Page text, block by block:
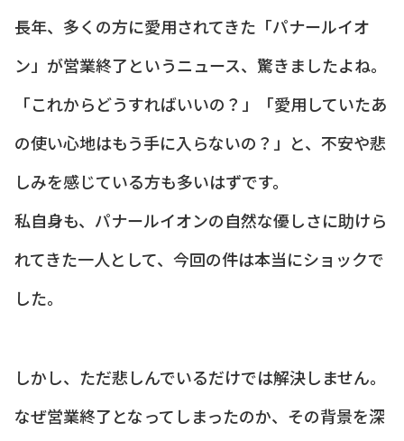
長年、多くの方に愛用されてきた「パナールイオ
ン」が営業終了というニュース、驚きましたよね。
「これからどうすればいいの？」「愛用していたあ
の使い心地はもう手に入らないの？」と、不安や悲
しみを感じている方も多いはずです。
私自身も、パナールイオンの自然な優しさに助けら
れてきた一人として、今回の件は本当にショックで
した。
しかし、ただ悲しんでいるだけでは解決しません。
なぜ営業終了となってしまったのか、その背景を深